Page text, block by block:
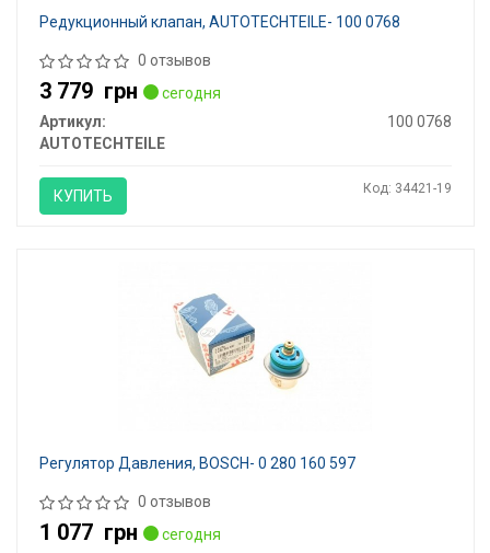
Редукционный клапан, AUTOTECHTEILE- 100 0768
0 отзывов
3 779 грн
сегодня
Артикул:
100 0768
AUTOTECHTEILE
КУПИТЬ Код: 34421-19
Регулятор Давления, BOSCH- 0 280 160 597
0 отзывов
1 077 грн
сегодня